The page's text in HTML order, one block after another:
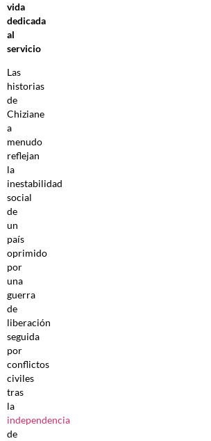
vida
dedicada
al
servicio
Las
historias
de
Chiziane
a
menudo
reflejan
la
inestabilidad
social
de
un
país
oprimido
por
una
guerra
de
liberación
seguida
por
conflictos
civiles
tras
la
independencia
de